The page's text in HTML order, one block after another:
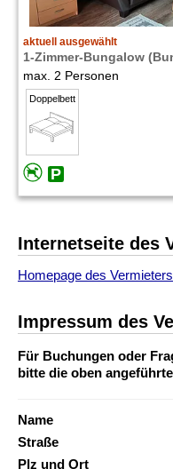
aktuell ausgewählt
1-Zimmer-Bungalow
max. 2 Personen
Doppelbett
Internetseite des
Homepage des Vermieters
Impressum des
Für Buchungen oder
bitte die oben
Name
Straße
Plz und Ort